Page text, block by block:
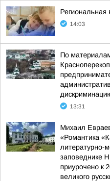
Региональная
14:03
По
13:31
Михаил
«Романтика
литературно-
заповеднике
приурочено к
великого